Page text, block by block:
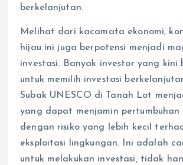
berkelanjutan.
Melihat dari kacamata ekonomi,
hijau ini juga berpotensi menjadi
investasi. Banyak investor yang kini
untuk memilih investasi
Subak UNESCO di Tanah Lot
yang dapat menjamin pertumbuhan
dengan risiko yang lebih kecil
eksploitasi lingkungan. Ini adalah
untuk melakukan investasi, tidak